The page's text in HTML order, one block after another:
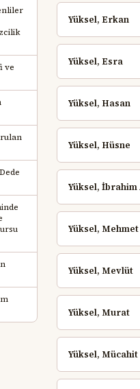
ve
Yüksel, Erkan
Yüksel, Esra
Yüksel, Hasan
Yüksel, Hüsne
Yüksel, İbrahim
Yüksel, Mehmet
Yüksel, Mevlüt
Yüksel, Murat
Yüksel, Mücahit